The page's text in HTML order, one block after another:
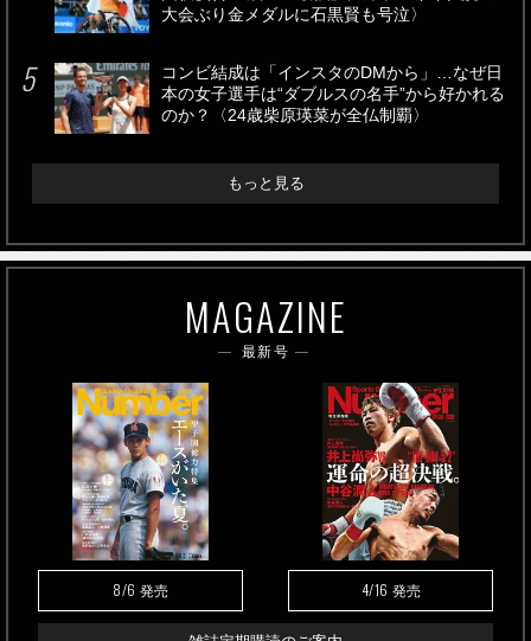
大会ぶり金メダルに石黒賢も号泣〉
コンビ結成は「インスタのDMから」…なぜ日
本の女子選手は“ダブルスの名手”から好かれる
のか？〈24歳柴原瑛菜が全仏制覇〉
もっと見る
MAGAZINE
最新号
8/6 発売 4/16 発売